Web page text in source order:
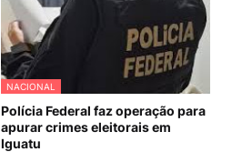
NACIONAL
Polícia Federal faz operação para
apurar crimes eleitorais em
Iguatu